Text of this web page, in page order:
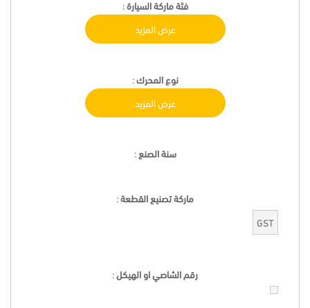
فئة ماركة السيارة:
عرض المزيد
نوع المحرك:
عرض المزيد
سنة الصنع:
ماركة تصنيع القطعة:
GST
رقم الشاصي او الهيكل: